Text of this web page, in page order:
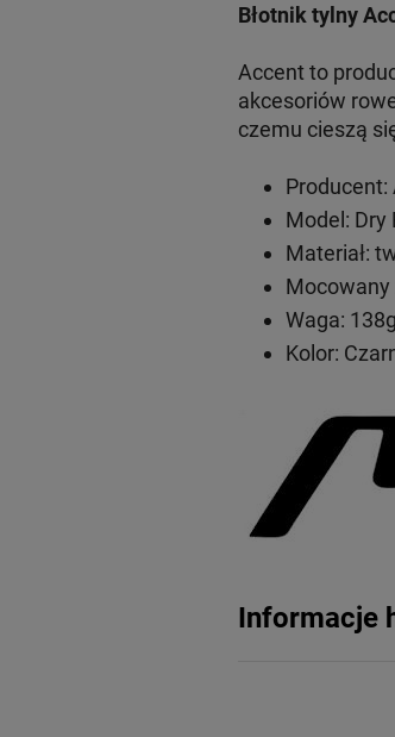
Błotnik tylny
Accent to
akcesoriów
czemu cieszą
Producent:
Model: Dry
Materiał:
Waga: 138g
Kolor:
Informacje